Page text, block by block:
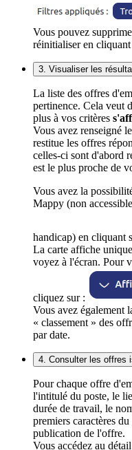
Vous pouvez
réinitialiser en
3. Visualiser les
La liste des offres
pertinence. Cela veut
plus à vos critères
Vous avez renseigné
restitue les offres
celles-ci sont d'abord
est le plus proche de
Vous avez la
Mappy (non
handicap) en cliquant
La carte affiche
voyez à l'écran. Pour
cliquez sur :
Vous avez également
« classement » des
par date.
4. Consulter les offres
Pour chaque offre
l'intitulé du poste, le
durée de travail, le
premiers caractères
publication de l'offre.
Vous accédez au